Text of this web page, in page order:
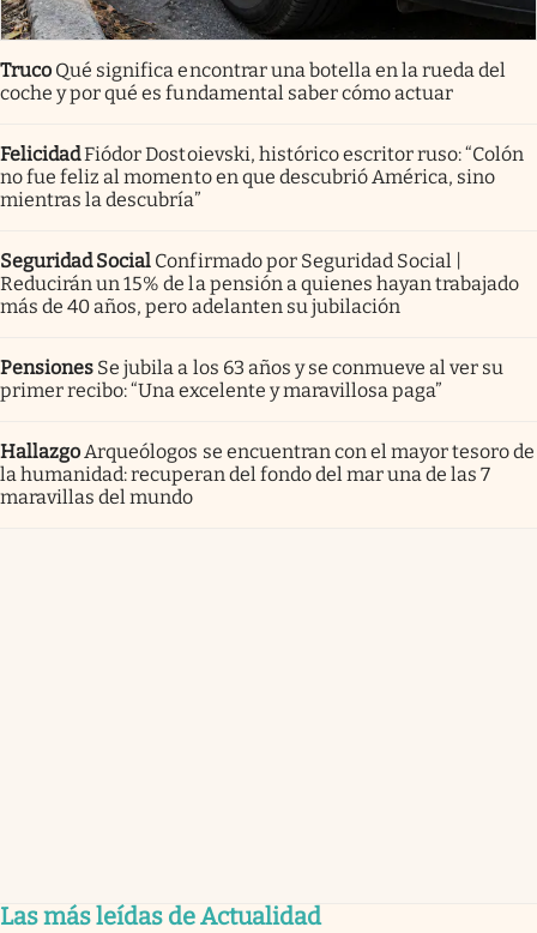
Truco Qué significa encontrar una botella en la rueda del
coche y por qué es fundamental saber cómo actuar
FelicidadFiódor Dostoievski, histórico escritor ruso: “Colón
no fue feliz al momento en que descubrió América, sino
mientras la descubría”
Seguridad Social Confirmado por Seguridad Social |
Reducirán un 15% de la pensión a quienes hayan trabajado
más de 40 años, pero adelanten su jubilación
Pensiones Se jubila a los 63 años y se conmueve al ver su
primer recibo: “Una excelente y maravillosa paga”
HallazgoArqueólogos se encuentran con el mayor tesoro de
la humanidad: recuperan del fondo del mar una de las 7
maravillas del mundo
Las más leídas de Actualidad